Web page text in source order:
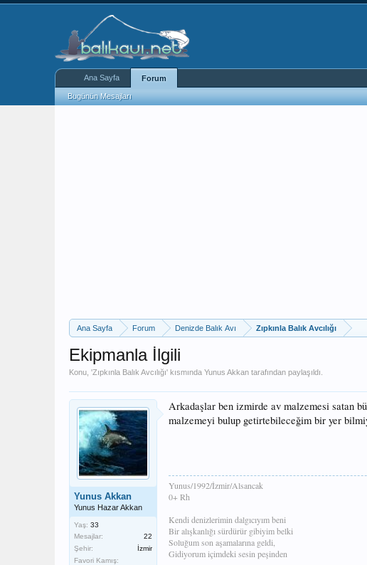
Ana Sayfa Forum Denizde Balık Avı Zıpkınla Balık Avcılığı
Ekipmanla İlgili
Konu, 'Zıpkınla Balık Avcılığı' kısmında Yunus Akkan tarafından paylaşıldı.
Yunus Akkan
Yunus Hazar Akkan
Yaş: 33
Mesajlar:
22
Şehir:
İzmir
Favori Kamış:
Arkadaşlar ben izmirde av malzemesi satan
malzemeyi bulup getirtebileceğim bir yer
Yunus/1992/İzmir/Alsancak
0+ Rh
Kendi denizlerimin dalgıcıyım beni
Bir alışkanlığı sürdürür gibiyim belki
Soluğum son aşamalarına geldi,
Gidiyorum içimdeki sesin peşinden
Ana Sayfa Forum
Bugünün Mesajları